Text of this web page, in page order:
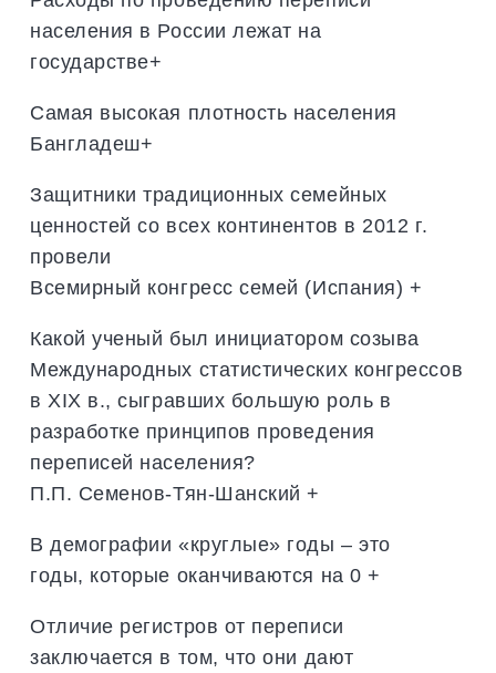
населения в России лежат на
государстве+
Самая высокая плотность населения
Бангладеш+
Защитники традиционных семейных
ценностей со всех континентов в 2012 г.
провели
Всемирный конгресс семей (Испания) +
Какой ученый был инициатором созыва
Международных статистических конгрессов
в XIX в., сыгравших большую роль в
разработке принципов проведения
переписей населения?
П.П. Семенов-Тян-Шанский +
В демографии «круглые» годы – это
годы, которые оканчиваются на 0 +
Отличие регистров от переписи
заключается в том, что они дают